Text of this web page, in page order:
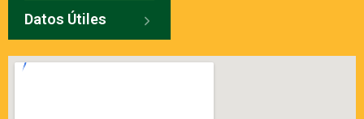
Datos Útiles